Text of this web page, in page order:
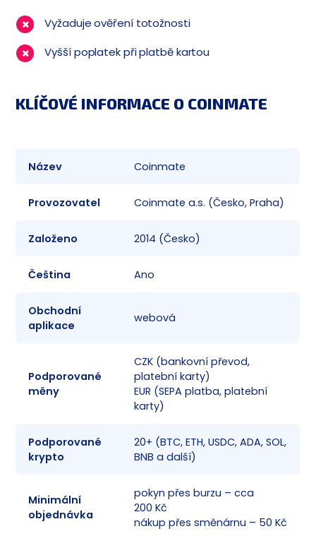
Vyžaduje ověření totožnosti
Vyšší poplatek při platbě kartou
KLÍČOVÉ INFORMACE O COINMATE
Název Coinmate
Provozovatel Coinmate a.s. (Česko, Praha)
Založeno 2014 (Česko)
Čeština Ano
Obchodní
aplikace
webová
Podporované
měny
CZK (bankovní převod,
platební karty)
EUR (SEPA platba, platební
karty)
Podporované
krypto
20+ (BTC, ETH, USDC, ADA, SOL,
BNB a další)
Minimální
objednávka
pokyn přes burzu – cca
200 Kč
nákup přes směnárnu – 50 Kč